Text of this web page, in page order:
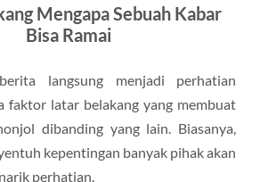
Mengapa Sebuah Kabar
Bisa Ramai
langsung menjadi perhatian
faktor latar belakang yang membuat
dibanding yang lain. Biasanya,
kepentingan banyak pihak akan
perhatian.